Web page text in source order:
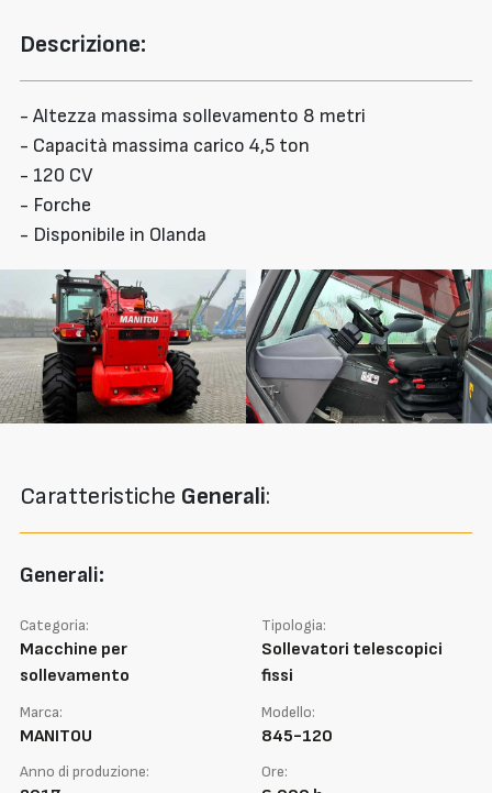
Descrizione:
- Altezza massima sollevamento 8 metri
- Capacità massima carico 4,5 ton
- 120 CV
- Forche
- Disponibile in Olanda
Caratteristiche Generali:
Generali:
Categoria:
Macchine per
sollevamento
Tipologia:
Sollevatori telescopici
fissi
Marca:
MANITOU
Modello:
845-120
Anno di produzione: Ore: